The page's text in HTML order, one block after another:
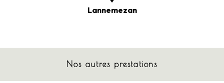
Lannemezan
Nos autres prestations